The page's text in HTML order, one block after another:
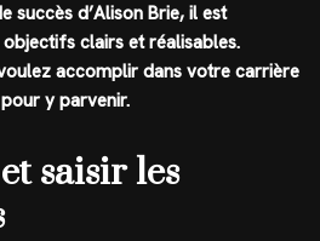
succès d’Alison Brie, il est
clairs et réalisables.
accomplir dans votre carrière
y parvenir.
saisir les